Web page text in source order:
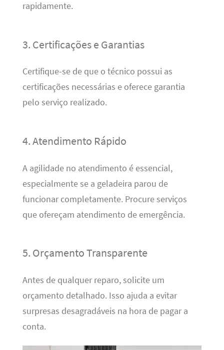
rapidamente.
3. Certificações e Garantias
Certifique-se de que o técnico possui as
certificações necessárias e oferece garantia
pelo serviço realizado.
4. Atendimento Rápido
A agilidade no atendimento é essencial,
especialmente se a geladeira parou de
funcionar completamente. Procure serviços
que ofereçam atendimento de emergência.
5. Orçamento Transparente
Antes de qualquer reparo, solicite um
orçamento detalhado. Isso ajuda a evitar
surpresas desagradáveis na hora de pagar a
conta.